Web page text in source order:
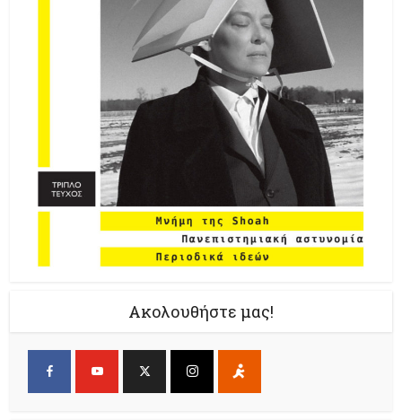
Ακολουθήστε μας!